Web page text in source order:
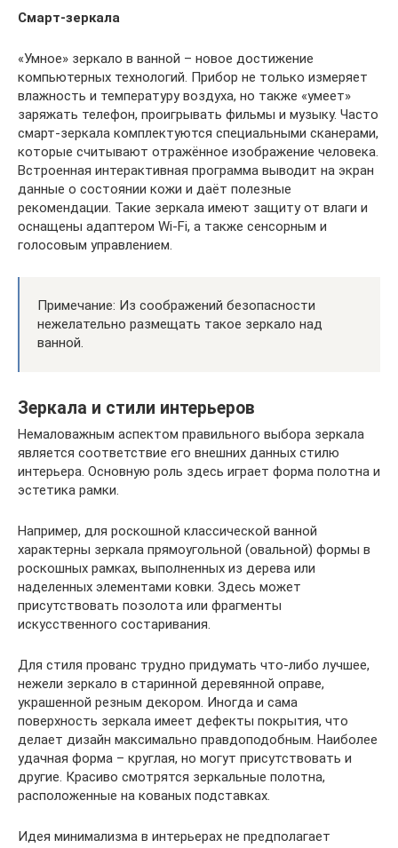
Смарт-зеркала
«Умное» зеркало в ванной – новое достижение
компьютерных технологий. Прибор не только измеряет
влажность и температуру воздуха, но также «умеет»
заряжать телефон, проигрывать фильмы и музыку. Часто
смарт-зеркала комплектуются специальными сканерами,
которые считывают отражённое изображение человека.
Встроенная интерактивная программа выводит на экран
данные о состоянии кожи и даёт полезные
рекомендации. Такие зеркала имеют защиту от влаги и
оснащены адаптером Wi-Fi, а также сенсорным и
голосовым управлением.
Примечание: Из соображений безопасности
нежелательно размещать такое зеркало над
ванной.
Зеркала и стили интерьеров
Немаловажным аспектом правильного выбора зеркала
является соответствие его внешних данных стилю
интерьера. Основную роль здесь играет форма полотна и
эстетика рамки.
Например, для роскошной классической ванной
характерны зеркала прямоугольной (овальной) формы в
роскошных рамках, выполненных из дерева или
наделенных элементами ковки. Здесь может
присутствовать позолота или фрагменты
искусственного состаривания.
Для стиля прованс трудно придумать что-либо лучшее,
нежели зеркало в старинной деревянной оправе,
украшенной резным декором. Иногда и сама
поверхность зеркала имеет дефекты покрытия, что
делает дизайн максимально правдоподобным. Наиболее
удачная форма – круглая, но могут присутствовать и
другие. Красиво смотрятся зеркальные полотна,
расположенные на кованых подставках.
Идея минимализма в интерьерах не предполагает